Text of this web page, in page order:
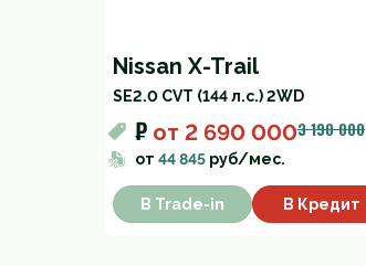
Nissan X-Trail
SE2.0 CVT (144 л.с.) 2WD
₽ от 2 690 0003 190 000
от 44 845 руб/мес.
В Trade-in В Кредит